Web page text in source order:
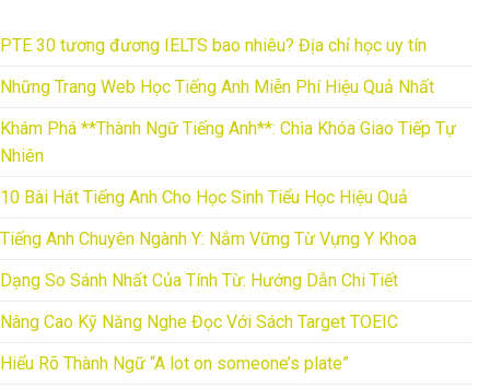
PTE 30 tương đương IELTS bao nhiêu? Địa chỉ học uy tín
Những Trang Web Học Tiếng Anh Miễn Phí Hiệu Quả Nhất
Khám Phá **Thành Ngữ Tiếng Anh**: Chìa Khóa Giao Tiếp Tự
Nhiên
10 Bài Hát Tiếng Anh Cho Học Sinh Tiểu Học Hiệu Quả
Tiếng Anh Chuyên Ngành Y: Nắm Vững Từ Vựng Y Khoa
Dạng So Sánh Nhất Của Tính Từ: Hướng Dẫn Chi Tiết
Nâng Cao Kỹ Năng Nghe Đọc Với Sách Target TOEIC
Hiểu Rõ Thành Ngữ “A lot on someone’s plate”